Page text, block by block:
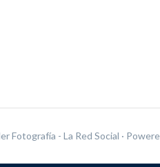
Fotografía - La Red Social ·